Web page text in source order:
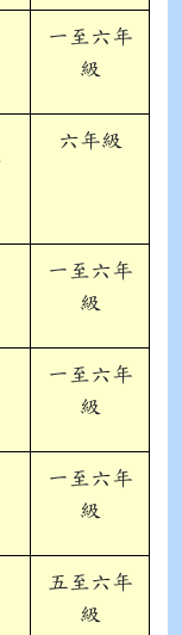
一至六年
級
六年級
一至六年
級
一至六年
級
一至六年
級
五至六年
級